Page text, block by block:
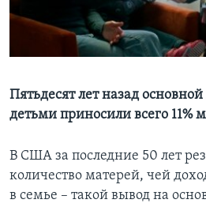
Learning English
Пятьдесят лет назад
детьми приносили всего 11%
В США за последние 50 лет
количество матерей, чей
в семье – такой вывод на